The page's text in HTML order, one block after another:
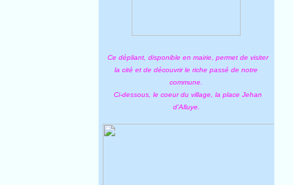
Ce dépliant, disponible en mairie, permet de visiter
la cité et de découvrir le riche passé de notre
commune.
Ci-dessous, le coeur du village, la place Jehan
d'Alluye.